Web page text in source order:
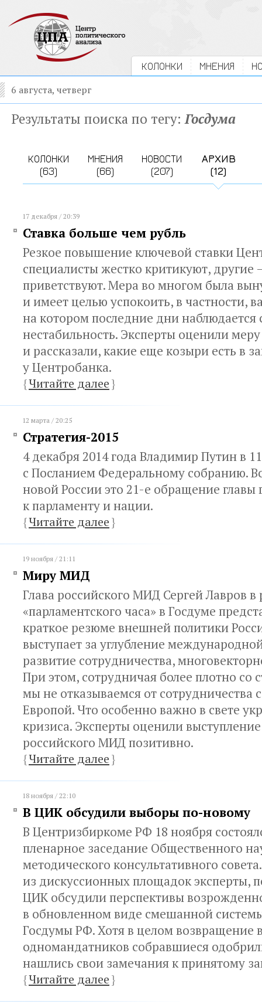
КОЛОНКИ МНЕНИЯ
6 августа, четверг
Результаты поиска по тегу:Госдума
КОЛОНКИ
(63)
МНЕНИЯ
(66)
НОВОСТИ
(207)
АРХИВ
(12)
17 декабря / 20:39
Ставка больше чем рубль
Резкое повышение ключевой ставки
специалисты жестко критикуют, другие
приветствуют. Мера во многом была
и имеет целью успокоить, в частности,
на котором последние дни наблюдается
нестабильность. Эксперты оценили
и рассказали, какие еще козыри есть в
у Центробанка.
{Читайте далее}
12 марта / 20:25
Стратегия-2015
4 декабря 2014 года Владимир Путин в
с Посланием Федеральному собранию.
новой России это 21-е обращение главы
к парламенту и нации.
{Читайте далее}
19 ноября / 21:11
Миру МИД
Глава российского МИД Сергей Лавров в
«парламентского часа» в Госдуме
краткое резюме внешней политики
выступает за углубление
развитие сотрудничества,
При этом, сотрудничая более плотно со
мы не отказываемся от сотрудничества
Европой. Что особенно важно в свете
кризиса. Эксперты оценили
российского МИД позитивно.
{Читайте далее}
18 ноября / 22:10
В ЦИК обсудили выборы по-новому
В Центризбиркоме РФ 18 ноября
пленарное заседание Общественного
методического консультативного
из дискуссионных площадок эксперты,
ЦИК обсудили перспективы
в обновленном виде смешанной
Госдумы РФ. Хотя в целом возвращение
одномандатников собравшиеся
нашлись свои замечания к принятому
{Читайте далее}